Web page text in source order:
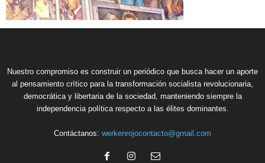
Nuestro compromiso es construir un periódico que busca hacer un aporte
al pensamiento crítico para la transformación socialista revolucionaria,
democrática y libertaria de la sociedad, manteniendo siempre la
independencia política respecto a las élites dominantes.
Contáctanos: werkenrojocontacto@gmail.com